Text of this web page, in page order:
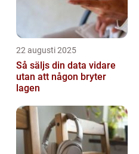
22 augusti 2025
Så säljs din data vidare
utan att någon bryter
lagen